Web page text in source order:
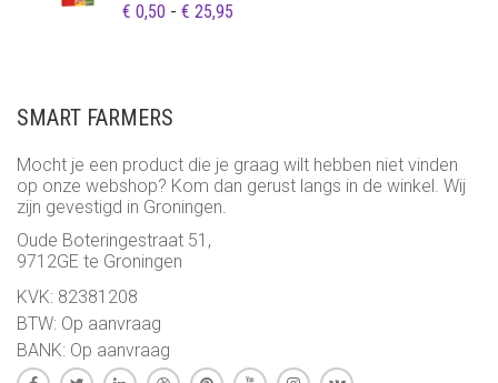
€ 0,50 - € 25,95
SMART FARMERS
Mocht je een product die je graag wilt hebben niet vinden
op onze webshop? Kom dan gerust langs in de winkel. Wij
zijn gevestigd in Groningen.
Oude Boteringestraat 51,
9712GE te Groningen
KVK: 82381208
BTW: Op aanvraag
BANK: Op aanvraag